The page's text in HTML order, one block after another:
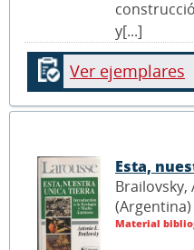
y[...]
Ver ejemplares
Esta,
Brailovsky,
Material